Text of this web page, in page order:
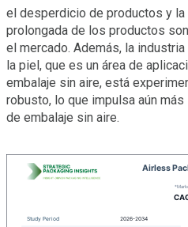
el desperdicio de productos y
prolongada de los productos
el mercado. Además, la
la piel, que es un área de
embalaje sin aire, está
robusto, lo que impulsa aún
de embalaje sin aire.